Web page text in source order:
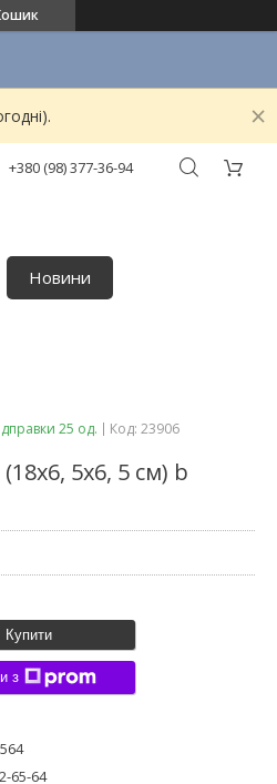
+380 (98) 377-36-94
Новини
25 од. Код: 23906
5х6, 5 см) b
Купити
з
65-64